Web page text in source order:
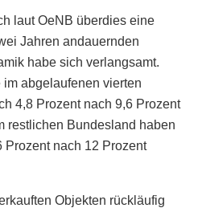
laut OeNB überdies eine
Jahren andauernden
habe sich verlangsamt.
abgelaufenen vierten
4,8 Prozent nach 9,6 Prozent
restlichen Bundesland haben
Prozent nach 12 Prozent
Objekten rückläufig